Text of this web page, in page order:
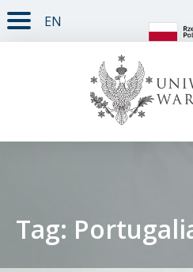
TREŚĆ STRONY
MENU GŁÓWNE
WYSZUKIWARKA
SOCIAL MEDIA
STOPKA STRONY
EN
Student
Tag: